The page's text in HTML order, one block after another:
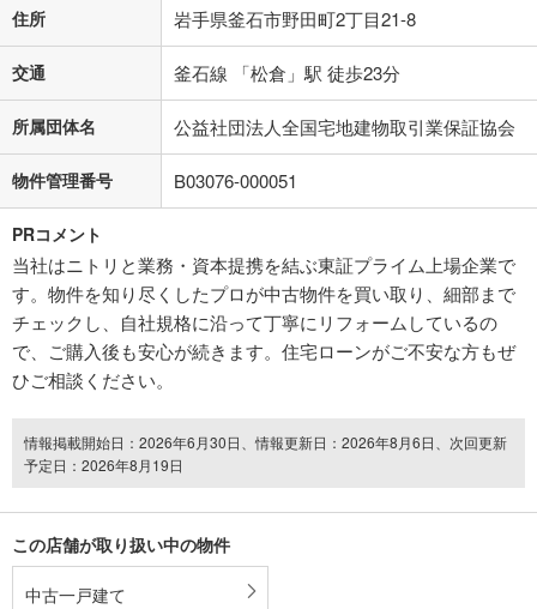
住所 岩手県釜石市野田町2丁目21-8
交通 釜石線 「松倉」駅 徒歩23分
所属団体名 公益社団法人全国宅地建物取引業保証協会
物件管理番号 B03076-000051
PRコメント
当社はニトリと業務・資本提携を結ぶ東証プライム上場企業で
す。物件を知り尽くしたプロが中古物件を買い取り、細部まで
チェックし、自社規格に沿って丁寧にリフォームしているの
で、ご購入後も安心が続きます。住宅ローンがご不安な方もぜ
ひご相談ください。
情報掲載開始日：2026年6月30日、情報更新日：2026年8月6日、次回更新
予定日：2026年8月19日
この店舗が取り扱い中の物件
中古一戸建て